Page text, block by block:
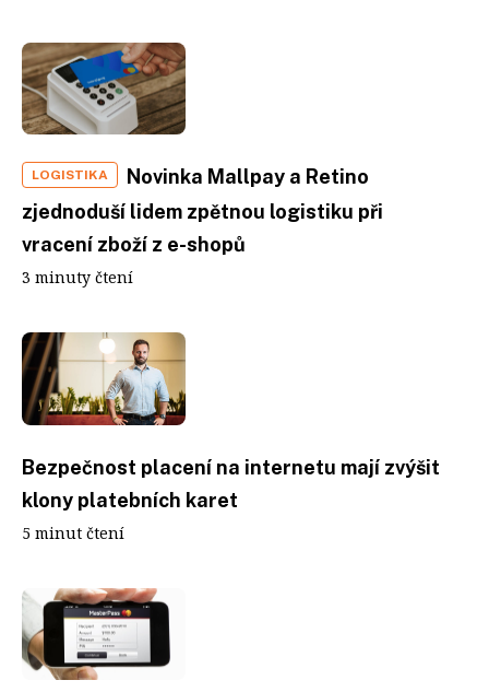
LOGISTIKA
Novinka Mallpay a Retino
zjednoduší lidem zpětnou logistiku při
vracení zboží z e-shopů
3 minuty čtení
Bezpečnost placení na internetu mají zvýšit
klony platebních karet
5 minut čtení